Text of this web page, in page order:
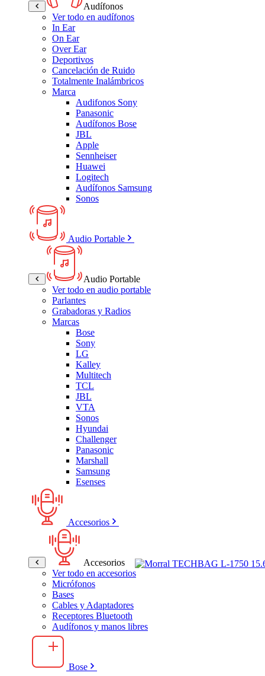
Audífonos
Ver todo en audífonos
In Ear
On Ear
Over Ear
Deportivos
Cancelación de Ruido
Totalmente Inalámbricos
Marca
Audifonos Sony
Panasonic
Audífonos Bose
JBL
Apple
Sennheiser
Huawei
Logitech
Audífonos Samsung
Sonos
Audio Portable
Audio Portable
Ver todo en audio portable
Parlantes
Grabadoras y Radios
Marcas
Bose
Sony
LG
Kalley
Multitech
TCL
JBL
VTA
Sonos
Hyundai
Challenger
Panasonic
Marshall
Samsung
Esenses
Accesorios
Accesorios
Ver todo en accesorios
Micrófonos
Bases
Cables y Adaptadores
Receptores Bluetooth
Audífonos y manos libres
Bose